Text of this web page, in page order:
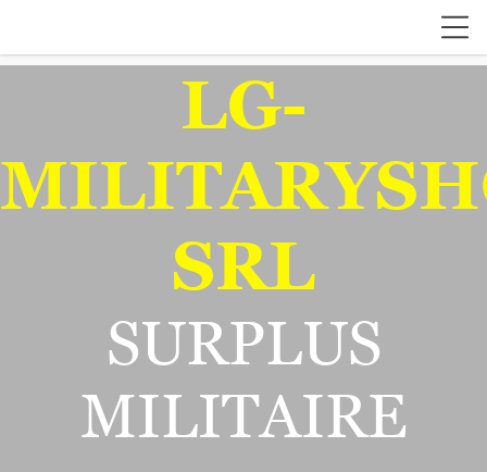
LG-
SRL
SURPLUS
MILITAIRE